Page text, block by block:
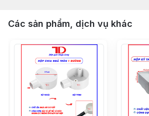
Các sản phẩm, dịch vụ khác